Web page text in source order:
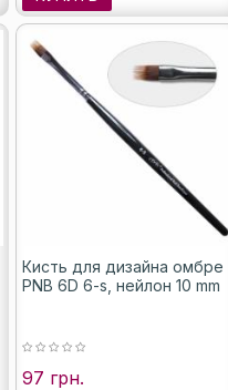
Кисть для дизайна омбре
PNB 6D 6-s, нейлон 10 mm
97 грн.